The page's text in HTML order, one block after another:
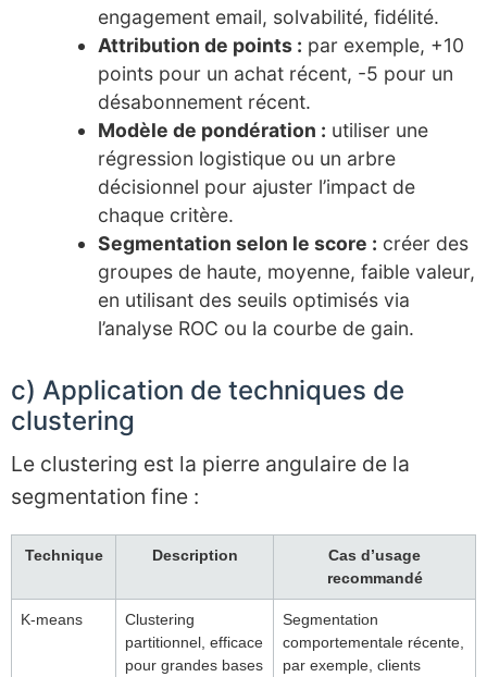
engagement email, solvabilité, fidélité.
Attribution de points : par exemple, +10
points pour un achat récent, -5 pour un
désabonnement récent.
Modèle de pondération : utiliser une
régression logistique ou un arbre
décisionnel pour ajuster l’impact de
chaque critère.
Segmentation selon le score : créer des
groupes de haute, moyenne, faible valeur,
en utilisant des seuils optimisés via
l’analyse ROC ou la courbe de gain.
c) Application de techniques de
clustering
Le clustering est la pierre angulaire de la
segmentation fine :
Technique Description
Cas d’usage
recommandé
K-means
Clustering
partitionnel, efficace
pour grandes bases
Segmentation
comportementale récente,
par exemple, clients